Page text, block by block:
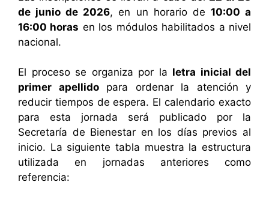
de junio de 2026, en un horario de 10:00 a
16:00 horas en los módulos habilitados a nivel
nacional.
El proceso se organiza por la letra inicial del
primer apellidopara ordenar la atención y
reducir tiempos de espera. El calendario exacto
para esta jornada será publicado por la
Secretaría de Bienestar en los días previos al
inicio. La siguiente tabla muestra la estructura
utilizada en jornadas anteriores como
referencia: